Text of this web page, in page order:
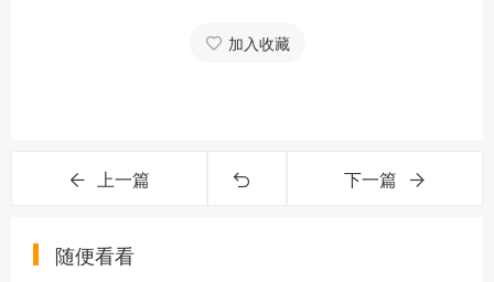
加入收藏
上一篇 下一篇
随便看看